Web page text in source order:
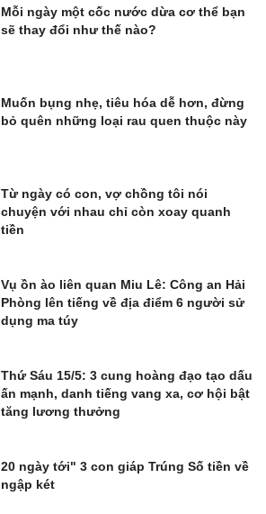
Mỗi ngày một cốc nước dừa cơ thể bạn
sẽ thay đổi như thế nào?
Muốn bụng nhẹ, tiêu hóa dễ hơn, đừng
bỏ quên những loại rau quen thuộc này
Từ ngày có con, vợ chồng tôi nói
chuyện với nhau chỉ còn xoay quanh
tiền
Vụ ồn ào liên quan Miu Lê: Công an Hải
Phòng lên tiếng về địa điểm 6 người sử
dụng ma túy
Thứ Sáu 15/5: 3 cung hoàng đạo tạo dấu
ấn mạnh, danh tiếng vang xa, cơ hội bật
tăng lương thưởng
20 ngày tới" 3 con giáp Trúng Số tiền về
ngập két